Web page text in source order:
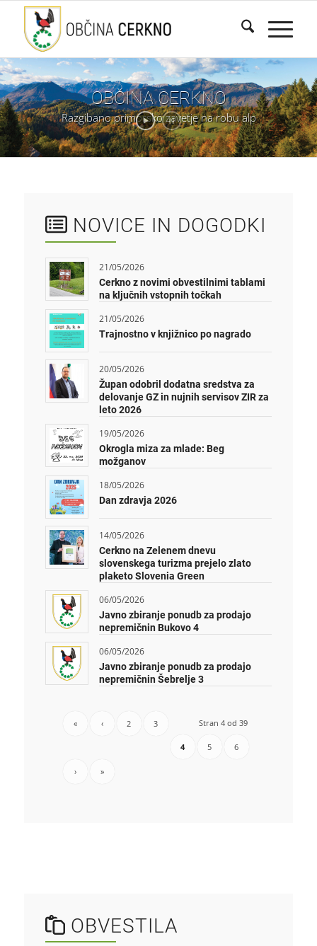
Razgibano primorsko zavetje na robualp
OBČINA CERKNO
NOVICE IN DOGODKI
21/05/2026
Cerkno z novimi obvestilnimi tablami
na ključnih vstopnih točkah
21/05/2026
Trajnostno v knjižnico po nagrado
20/05/2026
Župan odobril dodatna sredstva za
delovanje GZ in nujnih servisov ZIR za
leto 2026
19/05/2026
Okrogla miza za mlade: Beg
možganov
18/05/2026
Dan zdravja 2026
14/05/2026
Cerkno na Zelenem dnevu
slovenskega turizma prejelo zlato
plaketo Slovenia Green
06/05/2026
Javno zbiranje ponudb za prodajo
nepremičnin Bukovo 4
06/05/2026
Javno zbiranje ponudb za prodajo
nepremičnin Šebrelje 3
Stran 4 od 39
« ‹ 2 3
4 5 6
› »
OBVESTILA